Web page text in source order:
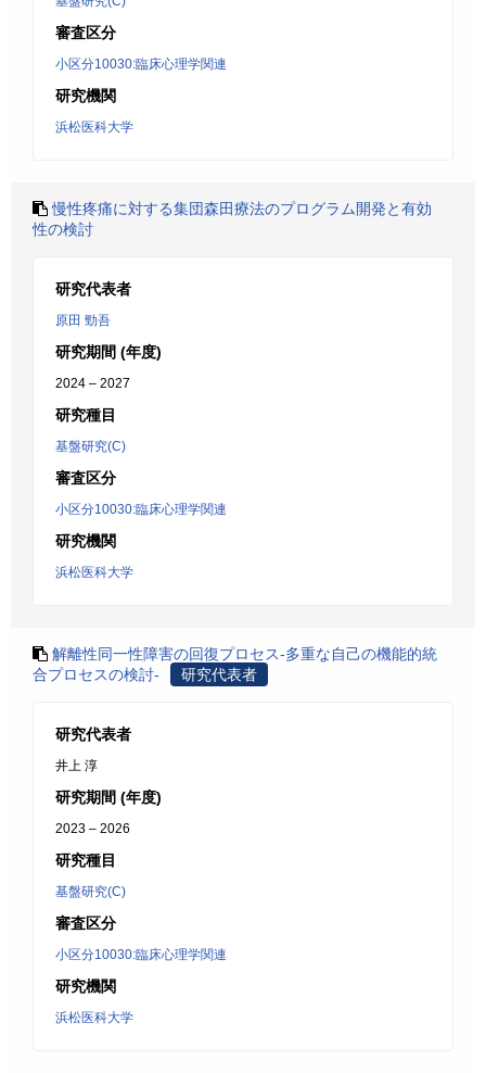
審査区分
小区分10030:臨床心理学関連
研究機関
浜松医科大学
慢性疼痛に対する集団森田療法のプログラム開発と有効
性の検討
研究代表者
原田 勁吾
研究期間 (年度)
2024 – 2027
研究種目
基盤研究(C)
審査区分
小区分10030:臨床心理学関連
研究機関
浜松医科大学
解離性同一性障害の回復プロセス‐多重な自己の機能的統
合プロセスの検討-
研究代表者
研究代表者
井上 淳
研究期間 (年度)
2023 – 2026
研究種目
基盤研究(C)
審査区分
小区分10030:臨床心理学関連
研究機関
浜松医科大学